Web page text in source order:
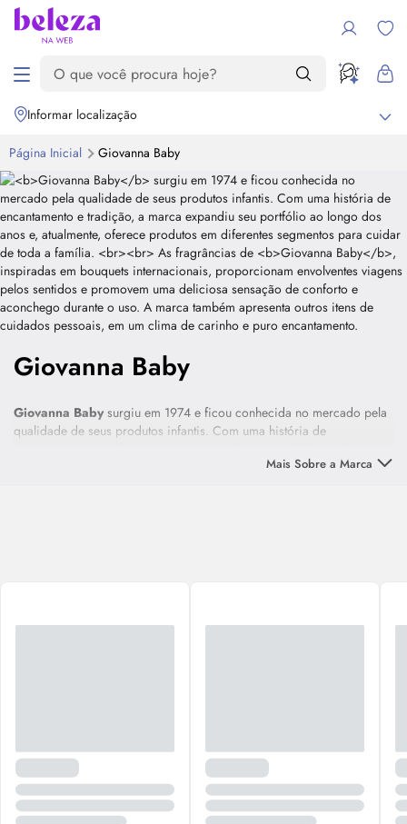
Informar localização
Página Inicial Giovanna Baby
Giovanna Baby
Giovanna Baby surgiu em 1974 e ficou conhecida no mercado pela
qualidade de seus produtos infantis. Com uma história de
dos anos e, atualmente, oferece produtos em diferentes segmentos
Mais Sobre a Marca